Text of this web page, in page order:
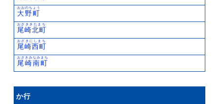
大野町
おおのちょう
尾崎北町
おざききたまち
尾崎西町
おざきにしまち
尾崎南町
おざきみなみまち
か行